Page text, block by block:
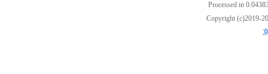
Processed in
Copyright (c)2019-